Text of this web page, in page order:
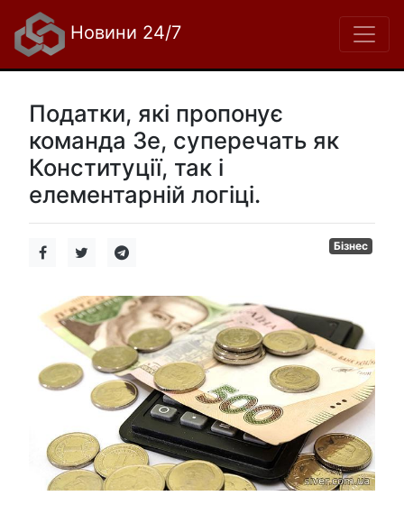
Новини 24/7
Податки, які пропонує
команда Зе, суперечать як
Конституції, так і
елементарній логіці.
Бізнес